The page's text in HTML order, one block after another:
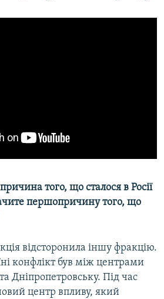
того, що сталося в Росії
першопричину того, що
відсторонила іншу фракцію.
конфлікт був між центрами
Дніпропетровську. Під час
центр впливу, який